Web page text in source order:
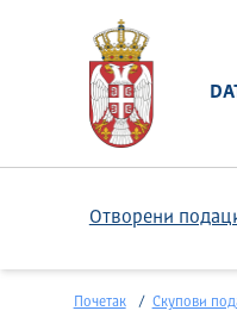
Отворени
Почетак Скупови